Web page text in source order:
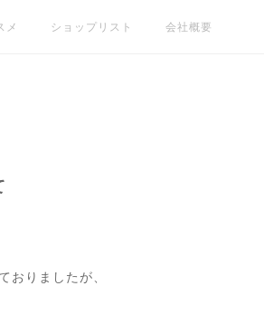
メ ショップリスト 会社概要
りましたが、